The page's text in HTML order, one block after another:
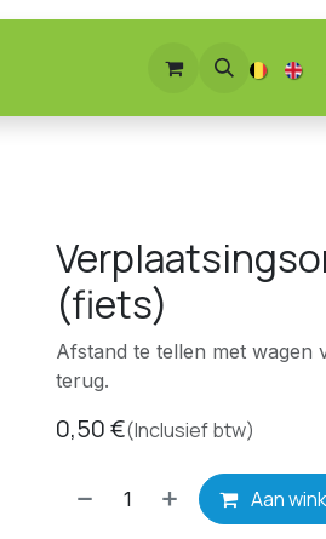
>> Shop <<
(fiets)
Afstand te tellen met wagen
terug.
0,50€(Inclusief btw)
Aan